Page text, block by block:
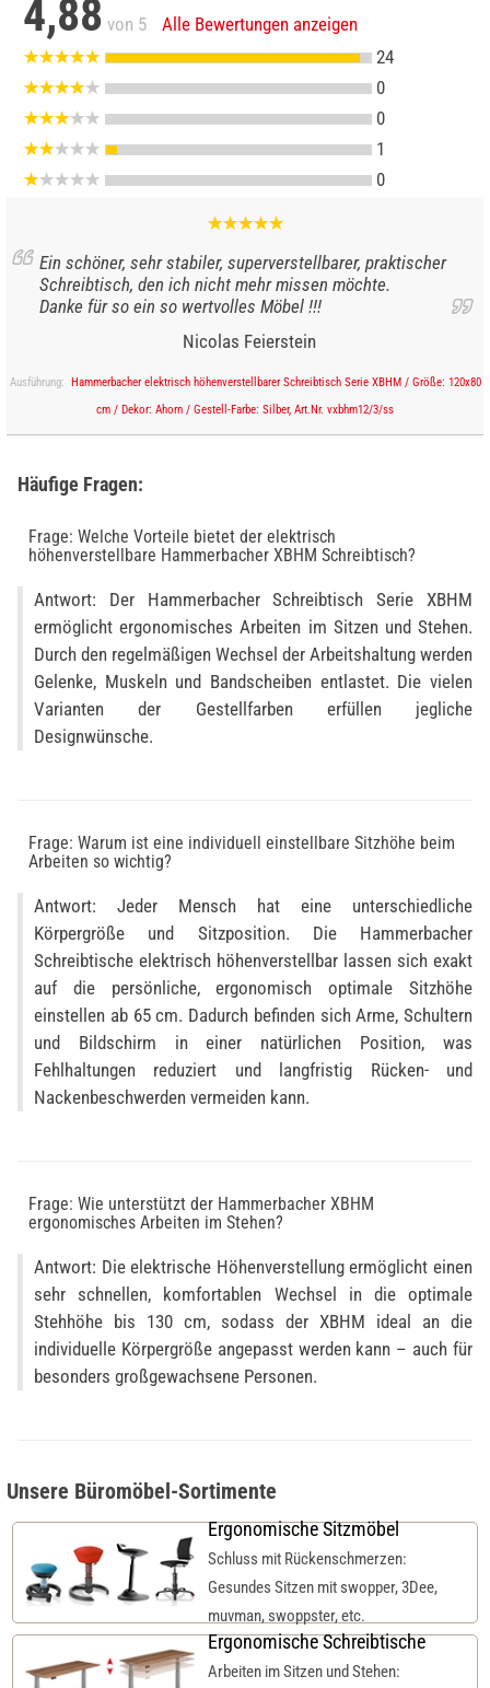
4,88 von 5
Alle Bewertungen anzeigen
24
0
0
1
0
Ein schöner, sehr stabiler, superverstellbarer, praktischer
Schreibtisch, den ich nicht mehr missen möchte.
Danke für so ein so wertvolles Möbel !!!
Nicolas Feierstein
Ausführung: Hammerbacher elektrisch höhenverstellbarer Schreibtisch Serie XBHM / Größe: 120x80
cm / Dekor: Ahorn / Gestell-Farbe: Silber, Art.Nr. vxbhm12/3/ss
Häufige Fragen:
Frage: Welche Vorteile bietet der elektrisch
höhenverstellbare Hammerbacher XBHM Schreibtisch?
Antwort: Der Hammerbacher Schreibtisch Serie XBHM
ermöglicht ergonomisches Arbeiten im Sitzen und Stehen.
Durch den regelmäßigen Wechsel der Arbeitshaltung werden
Gelenke, Muskeln und Bandscheiben entlastet. Die vielen
Varianten der Gestellfarben erfüllen jegliche
Designwünsche.
Frage: Warum ist eine individuell einstellbare Sitzhöhe beim
Arbeiten so wichtig?
Antwort: Jeder Mensch hat eine unterschiedliche
Körpergröße und Sitzposition. Die Hammerbacher
Schreibtische elektrisch höhenverstellbar lassen sich exakt
auf die persönliche, ergonomisch optimale Sitzhöhe
einstellen ab 65 cm. Dadurch befinden sich Arme, Schultern
und Bildschirm in einer natürlichen Position, was
Fehlhaltungen reduziert und langfristig Rücken- und
Nackenbeschwerden vermeiden kann.
Frage: Wie unterstützt der Hammerbacher XBHM
ergonomisches Arbeiten im Stehen?
Antwort: Die elektrische Höhenverstellung ermöglicht einen
sehr schnellen, komfortablen Wechsel in die optimale
Stehhöhe bis 130 cm, sodass der XBHM ideal an die
individuelle Körpergröße angepasst werden kann – auch für
besonders großgewachsene Personen.
Unsere Büromöbel-Sortimente
Ergonomische Sitzmöbel
Schluss mit Rückenschmerzen:
Gesundes Sitzen mit swopper, 3Dee,
muvman, swoppster, etc.
Ergonomische Schreibtische
Arbeiten im Sitzen und Stehen: